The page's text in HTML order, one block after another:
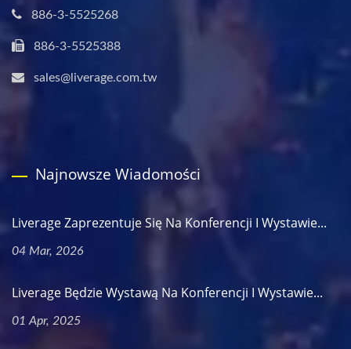
886-3-5525268
886-3-5525388
sales@liverage.com.tw
Najnowsze Wiadomości
Liverage Zaprezentuje Się Na Konferencji I Wystawie...
04 Mar, 2026
Liverage Będzie Wystawą Na Konferencji I Wystawie...
01 Apr, 2025